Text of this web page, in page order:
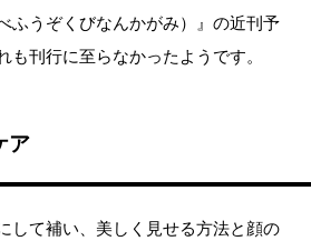
ふうぞくびなんかがみ）』の近刊予
も刊行に至らなかったようです。
ア
して補い、美しく見せる方法と顔の